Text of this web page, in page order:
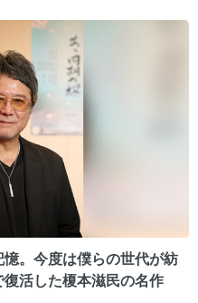
。今度は僕らの世代が紡
活した榎本滋民の名作